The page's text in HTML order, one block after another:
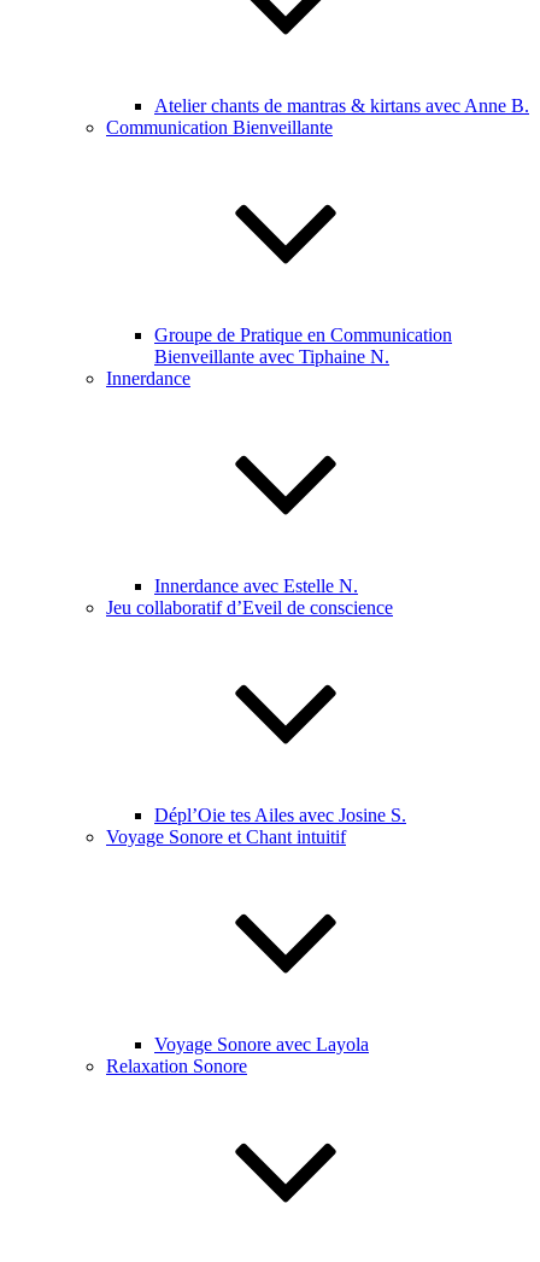
Atelier chants de mantras & kirtans avec Anne B.
Communication Bienveillante
Groupe de Pratique en Communication
Bienveillante avec Tiphaine N.
Innerdance
Innerdance avec Estelle N.
Jeu collaboratif d’Eveil de conscience
Dépl’Oie tes Ailes avec Josine S.
Voyage Sonore et Chant intuitif
Voyage Sonore avec Layola
Relaxation Sonore